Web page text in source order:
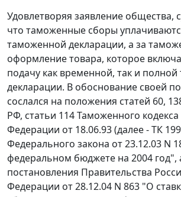
Удовлетворяя заявление общества,
что таможенные сборы
таможенной декларации, а за
оформление товара, которое
подачу как временной, так и
декларации. В обоснование своей
сослался на положения статей 60,
РФ, статьи 114Таможенного
Федерации от 18.06.93 (далее - ТК
Федерального закона от 23.12.03 N
федеральном бюджете на 2004 год",
постановления Правительства
Федерации от 28.12.04 N 863 "О